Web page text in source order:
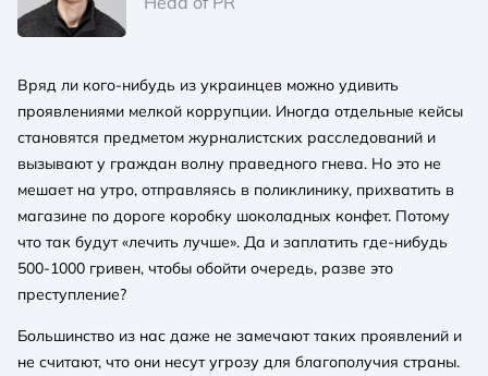
Вряд ли кого-нибудь из украинцев можно удивить
проявлениями мелкой коррупции. Иногда отдельные кейсы
становятся предметом журналистских расследований и
вызывают у граждан волну праведного гнева. Но это не
мешает на утро, отправляясь в поликлинику, прихватить в
магазине по дороге коробку шоколадных конфет. Потому
что так будут «лечить лучше». Да и заплатить где-нибудь
500-1000 гривен, чтобы обойти очередь, разве это
преступление?
Большинство из нас даже не замечают таких проявлений и
не считают, что они несут угрозу для благополучия страны.